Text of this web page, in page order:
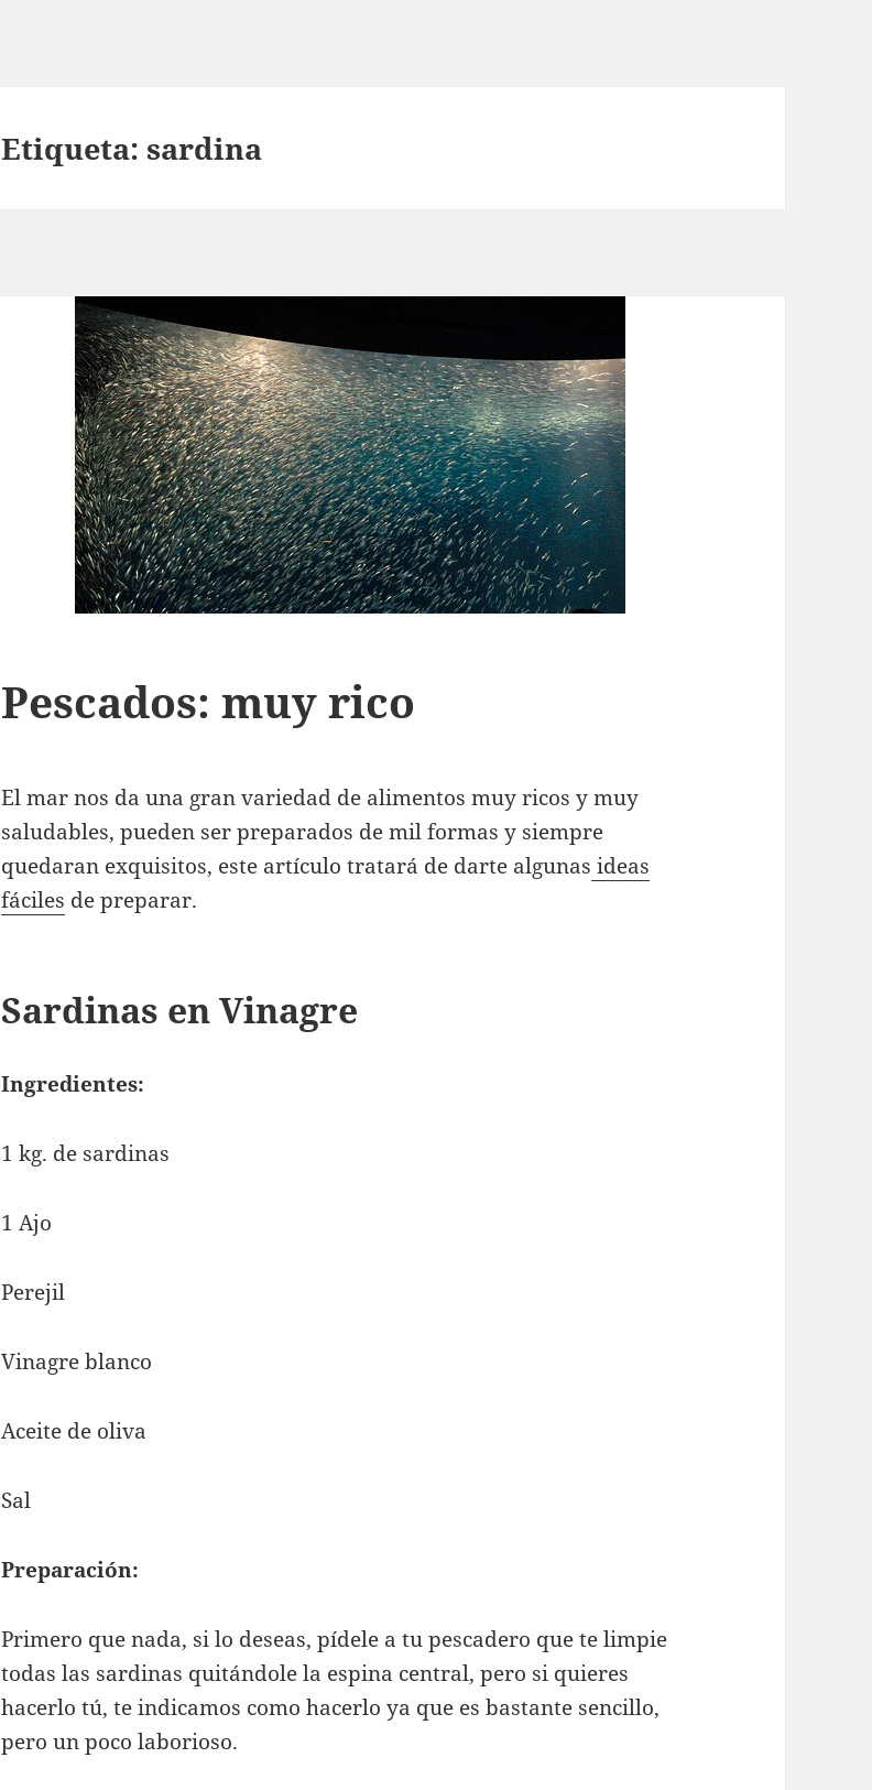
Etiqueta:sardina
Pescados: muy rico
El mar nos da una gran variedad de alimentos muy ricos y muy
saludables, pueden ser preparados de mil formas y siempre
quedaran exquisitos, este artículo tratará de darte algunas ideas
fáciles de preparar.
Sardinas en Vinagre
Ingredientes:
1 kg. de sardinas
1 Ajo
Perejil
Vinagre blanco
Aceite de oliva
Sal
Preparación:
Primero que nada, si lo deseas, pídele a tu pescadero que te limpie
todas las sardinas quitándole la espina central, pero si quieres
hacerlo tú, te indicamos como hacerlo ya que es bastante sencillo,
pero un poco laborioso.